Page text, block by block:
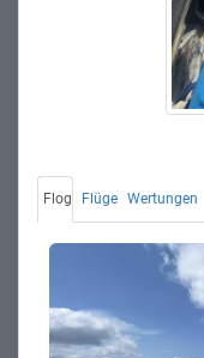
Flog Flüge Wertungen